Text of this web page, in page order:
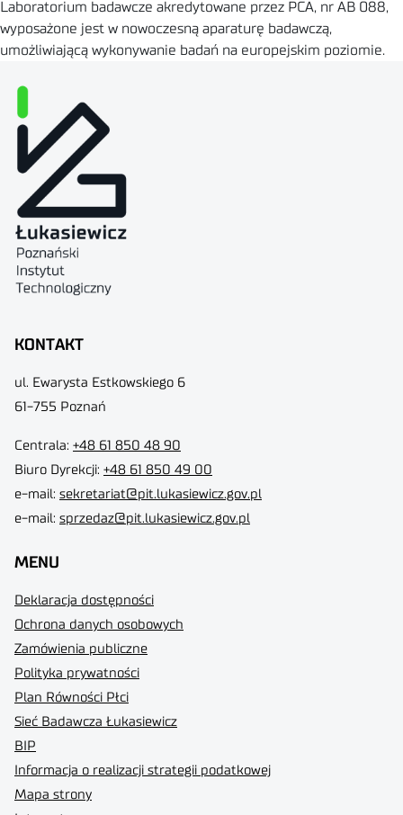
Laboratorium badawcze akredytowane przez PCA, nr AB 088,
wyposażone jest w nowoczesną aparaturę badawczą,
umożliwiającą wykonywanie badań na europejskim poziomie.
KONTAKT
ul. Ewarysta Estkowskiego 6
61-755 Poznań
Centrala: +48 61 850 48 90
Biuro Dyrekcji: +48 61 850 49 00
e-mail: sekretariat@pit.lukasiewicz.gov.pl
e-mail: sprzedaz@pit.lukasiewicz.gov.pl
MENU
Deklaracja dostępności
Ochrona danych osobowych
Zamówienia publiczne
Polityka prywatności
Plan Równości Płci
Sieć Badawcza Łukasiewicz
BIP
Informacja o realizacji strategii podatkowej
Mapa strony